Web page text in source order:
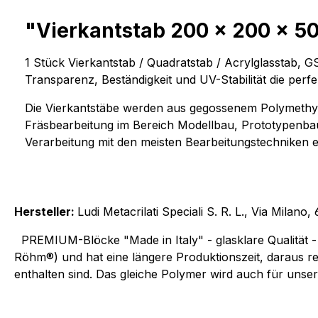
"Vierkantstab 200 x 200 x
1 Stück Vierkantstab / Quadratstab / Acrylglasstab,
Transparenz, Beständigkeit und UV-Stabilität die
Die Vierkantstäbe werden aus gegossenem
Fräsbearbeitung im Bereich Modellbau,
Verarbeitung mit den meisten
Hersteller: Ludi Metacrilati Speciali S. R. L., Via
PREMIUM-Blöcke "Made in Italy" - glasklare Qualität
Röhm®) und hat eine längere Produktionszeit, daraus
enthalten sind. Das gleiche Polymer wird auch für